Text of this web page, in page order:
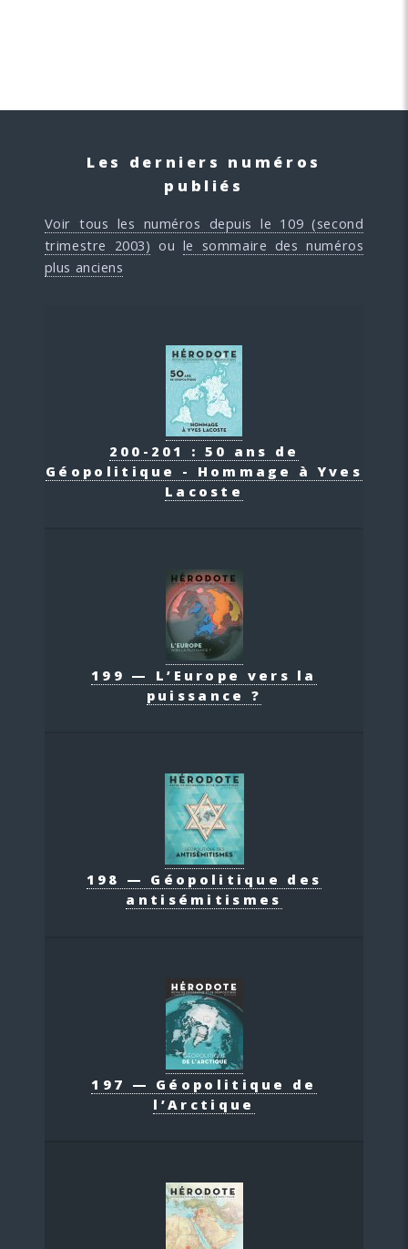
Les derniers numéros
publiés
Voir tous les numéros depuis le 109 (second
trimestre 2003) ou le sommaire des numéros
plus anciens
200-201 : 50 ans de
Géopolitique - Hommage à Yves
Lacoste
199 — L’Europe vers la
puissance ?
198 — Géopolitique des
antisémitismes
197 — Géopolitique de
l’Arctique